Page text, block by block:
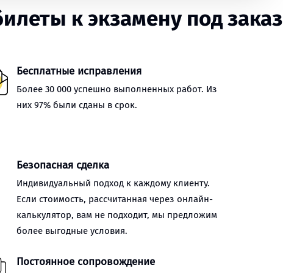
к экзамену под заказ
Бесплатные исправления
Более 30 000 успешно выполненных работ. Из
них 97% были сданы в срок.
Безопасная сделка
Индивидуальный подход к каждому клиенту.
Если стоимость, рассчитанная через онлайн-
калькулятор, вам не подходит, мы предложим
более выгодные условия.
Постоянное сопровождение